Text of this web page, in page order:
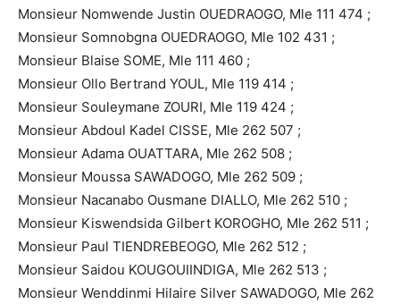
Monsieur Nomwende Justin OUEDRAOGO, Mle 111 474 ;
Monsieur Somnobgna OUEDRAOGO, Mle 102 431 ;
Monsieur Blaise SOME, Mle 111 460 ;
Monsieur Ollo Bertrand YOUL, Mle 119 414 ;
Monsieur Souleymane ZOURI, Mle 119 424 ;
Monsieur Abdoul Kadel CISSE, Mle 262 507 ;
Monsieur Adama OUATTARA, Mle 262 508 ;
Monsieur Moussa SAWADOGO, Mle 262 509 ;
Monsieur Nacanabo Ousmane DIALLO, Mle 262 510 ;
Monsieur Kiswendsida Gilbert KOROGHO, Mle 262 511 ;
Monsieur Paul TIENDREBEOGO, Mle 262 512 ;
Monsieur Saidou KOUGOUIINDIGA, Mle 262 513 ;
Monsieur Wenddinmi Hilaire Silver SAWADOGO, Mle 262